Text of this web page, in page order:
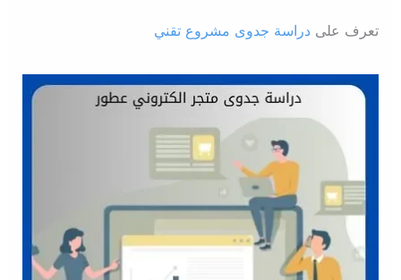
تعرف على دراسة جدوى مشروع تقني